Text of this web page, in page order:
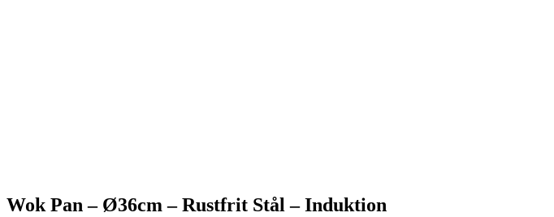
Wok Pan – Ø36cm – Rustfrit Stål – Induktion